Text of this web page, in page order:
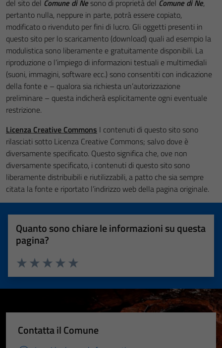
del sito del Comune di Nesono di proprietà del Comune di Ne,
pertanto nulla, neppure in parte, potrà essere copiato,
modificato o rivenduto per fini di lucro. Gli oggetti presenti in
questo sito per lo scaricamento (download) quali ad esempio la
modulistica sono liberamente e gratuitamente disponibili. La
riproduzione o l’impiego di informazioni testuali e multimediali
(suoni, immagini, software ecc.) sono consentiti con indicazione
della fonte e – qualora sia richiesta un’autorizzazione
preliminare – questa indicherà esplicitamente ogni eventuale
restrizione.
Licenza Creative Commons I contenuti di questo sito sono
rilasciati sotto Licenza Creative Commons; salvo dove è
diversamente specificato. Questo significa che, ove non
diversamente specificato, i contenuti di questo sito sono
liberamente distribuibili e riutilizzabili, a patto che sia sempre
citata la fonte e riportato l’indirizzo web della pagina originale.
Quanto sono chiare le informazioni su questa
pagina?
Valuta 5 stelle su 5
Valuta 4 stelle su 5
Valuta 3 stelle su 5
Valuta 2 stelle su 5
Valuta 1 stelle su 5
Contatta il Comune